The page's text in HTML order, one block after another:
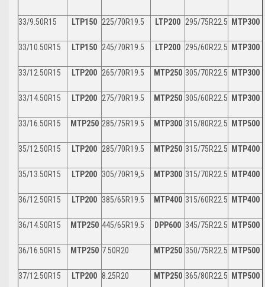
33/9.50R15 LTP150 225/70R19.5 LTP200 295/75R22.5 MTP300
33/10.50R15 LTP150 245/70R19.5 LTP200 295/60R22.5 MTP300
33/12.50R15 LTP200 265/70R19.5 MTP250 305/70R22.5 MTP300
33/14.50R15 LTP200 275/70R19.5 MTP250 305/60R22.5 MTP300
33/16.50R15 MTP250 285/75R19.5 MTP300 315/80R22.5 MTP500
35/12.50R15 LTP200 285/70R19.5 MTP250 315/75R22.5 MTP400
35/13.50R15 LTP200 305/70R19,5 MTP300 315/70R22.5 MTP400
36/12.50R15 LTP200 385/65R19.5 MTP400 315/60R22.5 MTP400
36/14.50R15 MTP250 445/65R19.5 DPP600 345/75R22.5 MTP500
36/16.50R15 MTP250 7.50R20 MTP250 350/75R22.5 MTP500
37/12.50R15 LTP200 8.25R20 MTP250 365/80R22.5 MTP500